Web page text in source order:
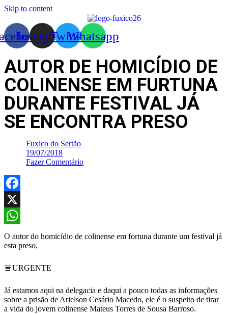
Skip to content
InstagramTwitterWhatsapp
AUTOR DE HOMICÍDIO DE
COLINENSE EM FURTUNA
DURANTE FESTIVAL JÁ
SE ENCONTRA PRESO
Fuxico do Sertão
19/07/2018
Fazer Comentário
Facebook
X
WhatsApp
O autor do homicídio de colinense em fortuna durante um festival já
esta preso,
🚨URGENTE
Já estamos aqui na delegacia e daqui a pouco todas as informações
sobre a prisão de Arielson Cesário Macedo, ele é o suspeito de tirar
a vida do jovem colinense Mateus Torres de Sousa Barroso.